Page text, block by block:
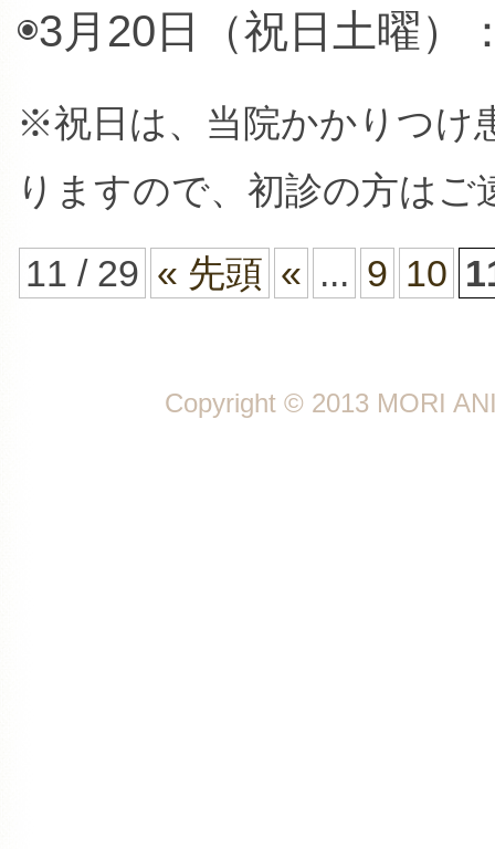
◉3月20日（祝日土曜）
※祝日は、当院かかりつけ
りますので、初診の方はご
11 / 29 « 先頭 « ... 9 10
Copyright © 2013 MORI